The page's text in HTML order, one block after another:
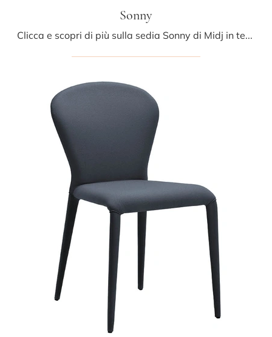
Sonny
Clicca e scopri di più sulla sedia Sonny di Midj in tessuto: le più esclusive Sedie fisse moderne ti aspettano.